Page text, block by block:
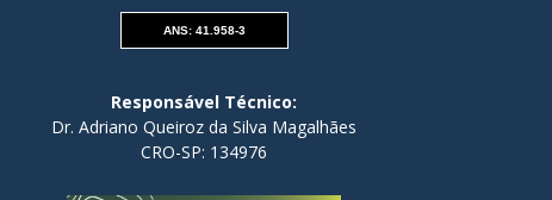
ANS: 41.958-3
Responsável Técnico:
Dr. Adriano Queiroz da Silva Magalhães
CRO-SP: 134976